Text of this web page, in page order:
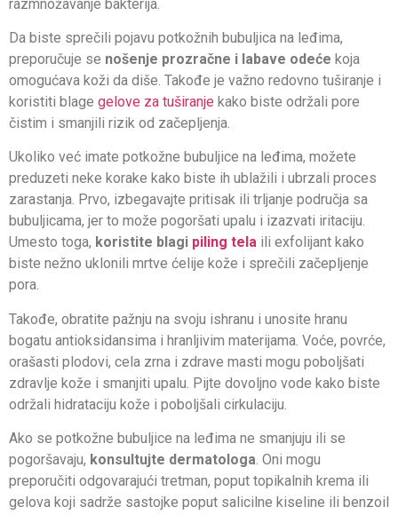
razmnožavanje bakterija.
Da biste sprečili pojavu potkožnih bubuljica na leđima,
preporučuje se nošenje prozračne i labave odeće koja
omogućava koži da diše. Takođe je važno redovno tuširanje i
koristiti blage gelove za tuširanje kako biste održali pore
čistim i smanjili rizik od začepljenja.
Ukoliko već imate potkožne bubuljice na leđima, možete
preduzeti neke korake kako biste ih ublažili i ubrzali proces
zarastanja. Prvo, izbegavajte pritisak ili trljanje područja sa
bubuljicama, jer to može pogoršati upalu i izazvati iritaciju.
Umesto toga, koristite blagi piling tela ili exfolijant kako
biste nežno uklonili mrtve ćelije kože i sprečili začepljenje
pora.
Takođe, obratite pažnju na svoju ishranu i unosite hranu
bogatu antioksidansima i hranljivim materijama. Voće, povrće,
orašasti plodovi, cela zrna i zdrave masti mogu poboljšati
zdravlje kože i smanjiti upalu. Pijte dovoljno vode kako biste
održali hidrataciju kože i poboljšali cirkulaciju.
Ako se potkožne bubuljice na leđima ne smanjuju ili se
pogoršavaju, konsultujte dermatologa. Oni mogu
preporučiti odgovarajući tretman, poput topikalnih krema ili
gelova koji sadrže sastojke poput salicilne kiseline ili benzoil